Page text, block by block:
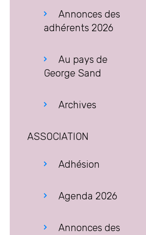
Annonces des
adhérents 2026
Au pays de
George Sand
Archives
ASSOCIATION
Adhésion
Agenda 2026
Annonces des